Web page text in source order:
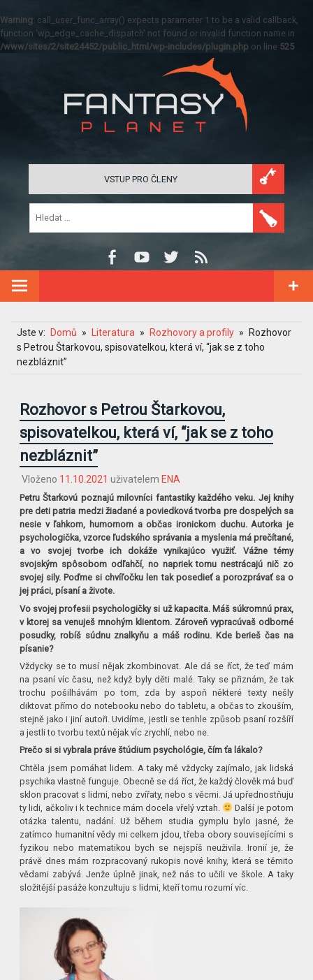
Warning: call_user_func_array() expects parameter 1 to be a valid callback,
function 'wp_edge_cache_dispatch' not found or invalid function name in
/www/sites/2/site24452/public_html/wp-includes/plugin.php on line 525
VSTUP PRO ČLENY
Jste v: Domů Literatura Rozhovory a profily
Rozhovor
s Petrou Štarkovou, spisovatelkou, která ví, “jak se z toho
nezbláznit”
Rozhovor s Petrou Štarkovou,
spisovatelkou, která ví, “jak se z toho
nezbláznit”
Vloženo 11.10.2021 uživatelem ENA
Petru Štarkovú poznajú milovníci fantastiky každého veku. Jej knihy
pre deti patria medzi žiadané a poviedková tvorba pre dospelých sa
nesie v ľahkom, humornom a občas ironickom duchu. Autorka je
psychologička, vzorce ľudského správania a myslenia má prečítané,
a vo svojej tvorbe ich dokáže vynikajúco využiť. Vážne témy
svojským spôsobom odľahčí, no napriek tomu nestrácajú nič zo
svojej sily. Poďme si chvíľočku len tak posedieť a porozprávať sa o
jej práci, písaní a živote.
Vo svojej profesii psychologičky si už kapacita. Máš súkromnú prax,
v ktorej sa venuješ mnohým klientom. Zároveň vypracúvaš odborné
posudky, robíš súdnu znalkyňu a máš rodinu. Kde berieš čas na
písanie?
Vždycky se to musí nějak zkombinovat. Ale dá se říct, že teď mám
na psaní víc času, než když byly děti malé. Taky se přiznám, že tak
trochu pošilhávám po tom, zda by aspoň některé texty nešly
diktovat přímo do notebooku nebo do tabletu, a občas to zkouším,
stejně jako i jiní autoři. Uvidíme, jestli se tenhle způsob psaní rozšíří
a jestli to tvorbu textů nějak víc zrychlí, nebo ne.
Prečo si si vybrala práve štúdium psychológie, čím ťa lákalo?
Chtěla jsem pomáhat lidem. A taky mě vždycky zajímalo, jak lidská
psychika vlastně funguje. Obecně se dá říct, že každý člověk má buď
sklon pracovat s lidmi, nebo zvířaty, nebo s věcmi. Já upřednostňuju
ty lidi, ačkoliv i k technice mám docela vřelý vztah.
Další je potom
otázka talentu, nadání. Už během studia gymplu bylo jasné, že
zatímco humanitní vědy mi celkem jdou, třeba obory souvisejícími s
fyzikou nebo matematikou bych se nejspíš neuživila. Ironií je, že
právě dnes mám rozpracovaný rukopis nové knihy, která se těmito
vědami zabývá. Jenže úplně jinak, než nás to učili ve škole. A taky
složitější pasáže konzultuju s lidmi, kteří tomu rozumí víc.